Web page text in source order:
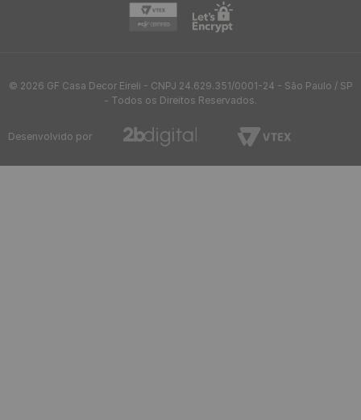
© 2026 GF Casa Decor Eireli - CNPJ 24.629.351/0001-24 - São Paulo / SP
- Todos os Direitos Reservados.
Desenvolvido por